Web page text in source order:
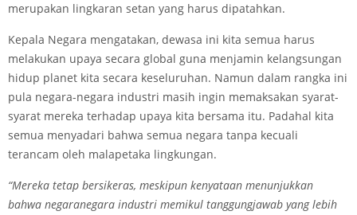
merupakan lingkaran setan yang harus dipatahkan.
Kepala Negara mengatakan, dewasa ini kita semua harus
melakukan upaya secara global guna menjamin kelangsungan
hidup planet kita secara keseluruhan. Namun dalam rangka ini
pula negara-negara industri masih ingin memaksakan syarat­
syarat mereka terhadap upaya kita bersama itu. Padahal kita
semua menyadari bahwa semua negara tanpa kecuali
terancam oleh malapetaka lingkungan.
“Mereka tetap bersikeras, meskipun kenyataan menunjukkan
bahwa negara­negara industri memikul tanggungjawab yang lebih